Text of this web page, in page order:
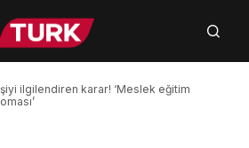
ilgilendiren karar! ‘Meslek eğitim